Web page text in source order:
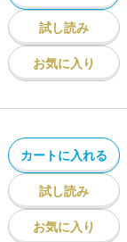
試し読み
お気に入り
カートに入れる
試し読み
お気に入り